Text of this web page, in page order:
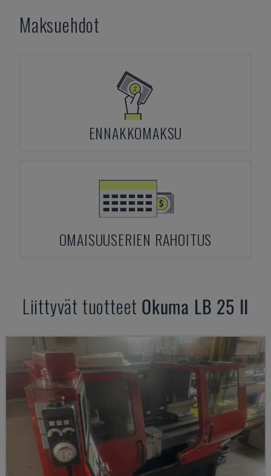
Maksuehdot
ENNAKKOMAKSU
OMAISUUSERIEN RAHOITUS
Liittyvät tuotteet Okuma LB 25 II